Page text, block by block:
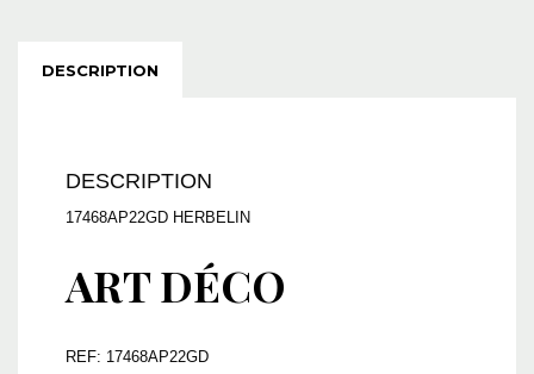
DESCRIPTION
DESCRIPTION
17468AP22GD HERBELIN
ART DÉCO
REF: 17468AP22GD